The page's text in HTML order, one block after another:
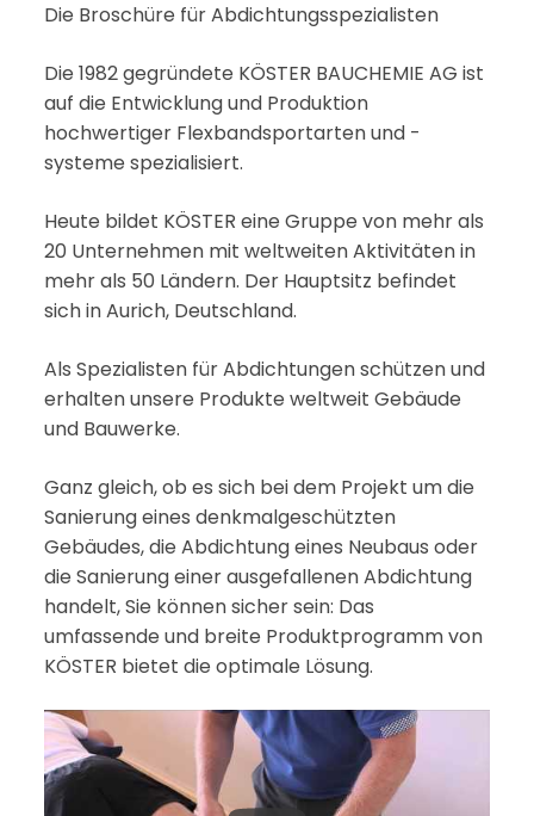
Die Broschüre für Abdichtungsspezialisten
Die 1982 gegründete KÖSTER BAUCHEMIE AG ist
auf die Entwicklung und Produktion
hochwertiger Flexbandsportarten und -
systeme spezialisiert.
Heute bildet KÖSTER eine Gruppe von mehr als
20 Unternehmen mit weltweiten Aktivitäten in
mehr als 50 Ländern. Der Hauptsitz befindet
sich in Aurich, Deutschland.
Als Spezialisten für Abdichtungen schützen und
erhalten unsere Produkte weltweit Gebäude
und Bauwerke.
Ganz gleich, ob es sich bei dem Projekt um die
Sanierung eines denkmalgeschützten
Gebäudes, die Abdichtung eines Neubaus oder
die Sanierung einer ausgefallenen Abdichtung
handelt, Sie können sicher sein: Das
umfassende und breite Produktprogramm von
KÖSTER bietet die optimale Lösung.